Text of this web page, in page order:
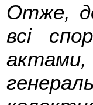
Отже, до
всі